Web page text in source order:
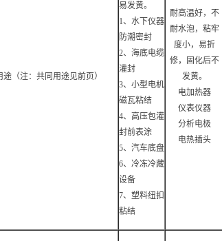
途（注：共同用途见前页）
易发黄。
1、水下仪器
防潮密封
2、海底电缆
灌封
3、小型电机
磁瓦粘结
4、高压包灌
封前表涂
5、汽车底盘
6、冷冻冷藏
设备
7、塑料纽扣
粘结
耐高温好，不
耐水泡，粘牢
度小，易折
修，固化后不
发黄。
电加热器
仪表仪器
分析电极
电热插头